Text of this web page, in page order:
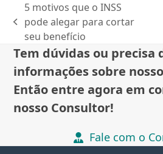
previous
post:
5 motivos que o INSS
pode alegar para cortar
seu benefício
Tem dúvidas ou precisa
informações sobre
Então entre agora em
nosso Consultor!
Fale com o